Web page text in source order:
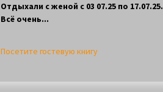
Отдыхали с женой с 03 07.25 по 17.07.25.
Всё очень...
Посетите гостевую книгу